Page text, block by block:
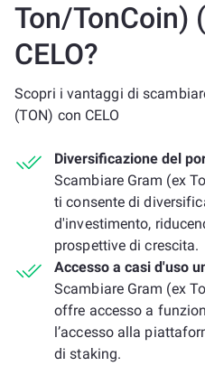
Ton/TonCoin)
CELO?
Scopri i vantaggi di
(TON) con CELO
Diversificazione del
Scambiare Gram (ex
ti consente di
d'investimento,
prospettive di crescita.
Accesso a casi d'uso
Scambiare Gram (ex
offre accesso a
l’accesso alla
di staking.